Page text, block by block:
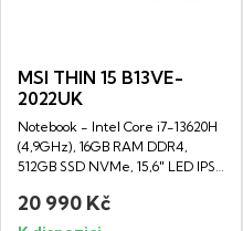
MSI THIN 15 B13VE-
2022UK
Notebook - Intel Core i7-13620H
(4,9GHz), 16GB RAM DDR4,
512GB SSD NVMe, 15,6" LED IPS
20 990 Kč